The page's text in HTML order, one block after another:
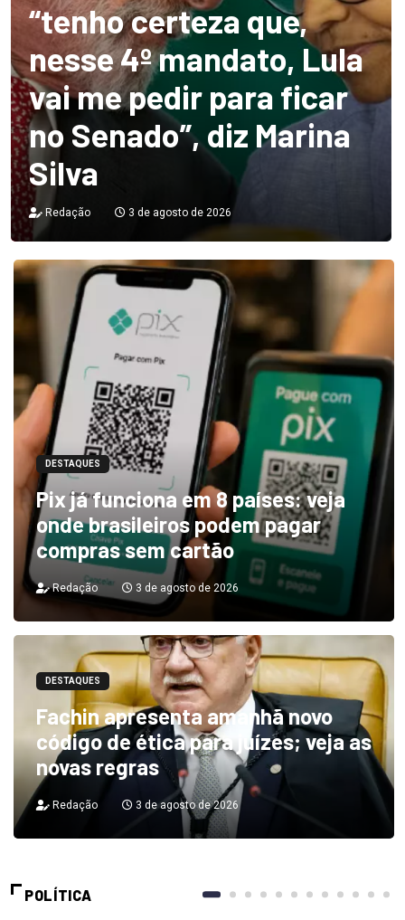
“tenho certeza que,
nesse 4º mandato, Lula
vai me pedir para ficar
no Senado”, diz Marina
Silva
Redação 3 de agosto de 2026
DESTAQUES
Pix já funciona em 8 países: veja
onde brasileiros podem pagar
compras sem cartão
Redação 3 de agosto de 2026
DESTAQUES
Fachin apresenta amanhã novo
código de ética para juízes; veja as
novas regras
Redação 3 de agosto de 2026
POLÍTICA